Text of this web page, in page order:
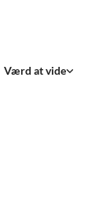
Værd at vide